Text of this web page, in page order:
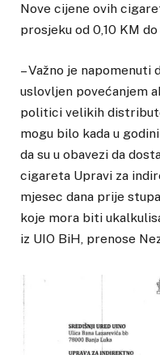
Nove cijene ovih
prosjeku od 0,10 KM
– Važno je
uslovljen povećanjem
politici velikih
mogu bilo kada u
da su u obavezi da
cigareta Upravi za
mjesec dana prije
koje mora biti
iz UIO BiH, prenose